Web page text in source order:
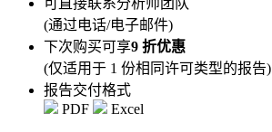
(通过电话/电子邮件)
下次购买可享9 折优惠
(仅适用于 1 份相同许可类型的报告)
报告交付格式
PDF
Excel